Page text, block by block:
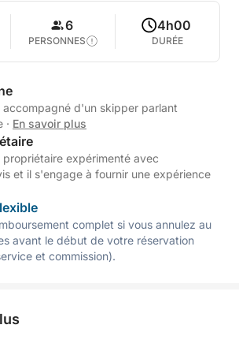
6
PERSONNES
4h00
DURÉE
accompagné d'un skipper parlant
· En savoir plus
propriétaire expérimenté avec
et il s'engage à fournir une expérience
complet si vous annulez au
avant le début de votre réservation
et commission).